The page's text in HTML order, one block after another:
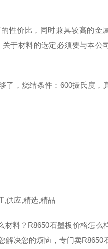
性价比，同时兼具较高的金
于材料的选定必须要与本公
了，烧结条件：600摄氏度，
,供应,精选,精品
材料？R8650石墨板价格怎么
决您的烦恼，专门卖R8650